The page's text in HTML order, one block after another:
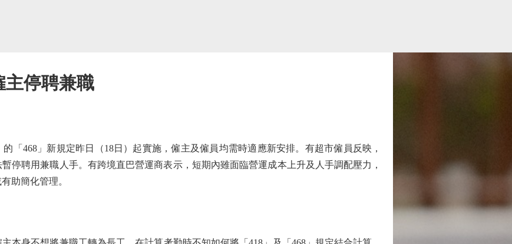
主停聘兼職
468」新規定昨日（18日）起實施，僱主及僱員均需時適應新安排。有超市僱員反映，
停聘用兼職人手。有跨境直巴營運商表示，短期內雖面臨營運成本上升及人手調配壓力，
助簡化管理。